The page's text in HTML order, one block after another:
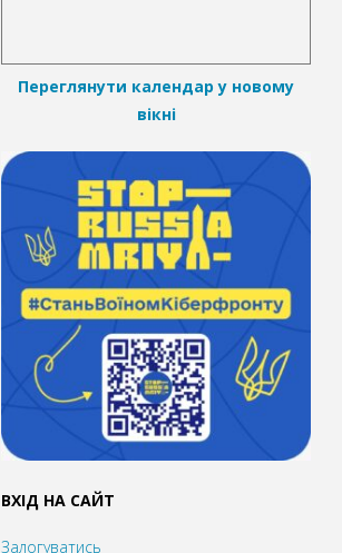
Переглянути календар у новому
вікні
ВХІД НА САЙТ
Залогуватись